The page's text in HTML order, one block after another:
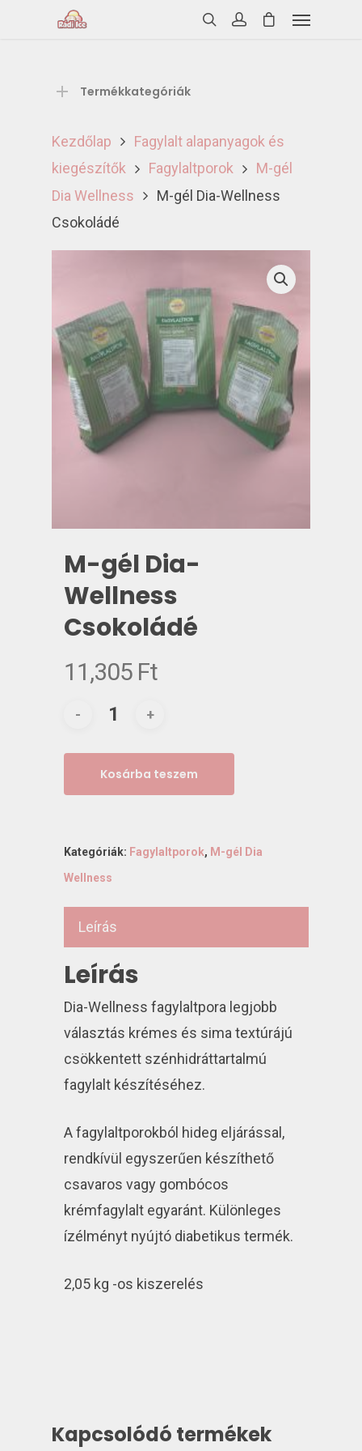
Termékkategóriák
Kezdőlap
Fagylalt alapanyagok és
kiegészítők
Fagylaltporok
M-gél
Dia Wellness
M-gél Dia-Wellness
Csokoládé
M-gél Dia-
Wellness
Csokoládé
11,305 Ft
Kosárba teszem
Kategóriák: Fagylaltporok, M-gél Dia
Wellness
Leírás
Leírás
Dia-Wellness fagylaltpora legjobb
választás krémes és sima textúrájú
csökkentett szénhidráttartalmú
fagylalt készítéséhez.
A fagylaltporokból hideg eljárással,
rendkívül egyszerűen készíthető
csavaros vagy gombócos
krémfagylalt egyaránt. Különleges
ízélményt nyújtó diabetikus termék.
2,05 kg -os kiszerelés
Kapcsolódó termékek